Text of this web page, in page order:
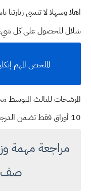
اهلا وسهلالا تنسى
شلال للحصول على كل
الملخص المهم
10 أوراق فقط تضمن الدرجة العالية
مراجعة مهمة
صف